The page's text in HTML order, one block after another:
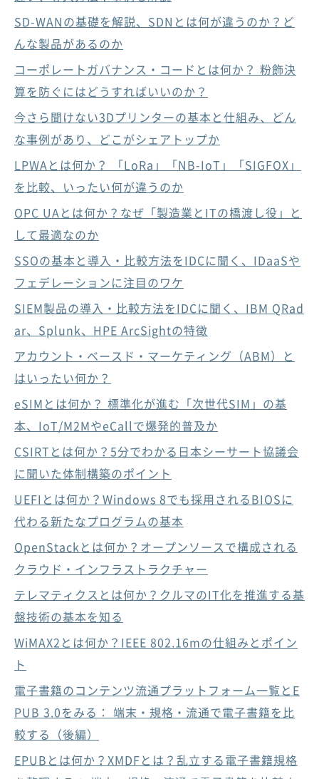
SD-WANの基礎を解説、SDNとは何が違うのか？ど
んな製品があるのか
コーポレートガバナンス・コードとは何か？ 粉飾決
算を防ぐにはどうすればいいのか？
今さら聞けない3Dプリンターの基本と仕組み、どん
な事例があり、どこがシェアトップか
LPWAとは何か？ 「LoRa」「NB-IoT」「SIGFOX」
を比較、いったい何が違うのか
OPC UAとは何か？なぜ「製造業とITの橋渡し役」と
して最適なのか
SSOの基本と導入・比較方法をIDCに聞く、IDaaSや
フェデレーションに注目のワケ
SIEM製品の導入・比較方法をIDCに聞く、IBM QRad
ar、Splunk、HPE ArcSightの特徴
アカウント・ベースド・マーケティング（ABM）と
はいったい何か？
eSIMとは何か？ 標準化が進む「次世代SIM」の基
本、IoT/M2MやeCallで爆発的普及か
CSIRTとは何か？5分でわかる日本シーサート協議会
に聞いた体制構築のポイント
UEFIとは何か？Windows 8でも採用されるBIOSに
代わる新たなプログラムの基本
OpenStackとは何か？オープンソースで構成される
クラウド・インフラストラクチャー
テレマティクスとは何か？クルマのIT化を推進する基
盤技術の基本を知る
WiMAX2とは何か？IEEE 802.16mの仕組みとポイン
ト
電子書籍のコンテンツ流通プラットフォーム一覧とE
PUB 3.0をみる： 端末・規格・流通で電子書籍を比
較する（後編）
EPUBとは何か？XMDFとは？乱立する電子書籍規格